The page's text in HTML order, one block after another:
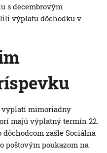
s decembrovým
výplatu dôchodku v
vyplatí mimoriadny
majú výplatný termín 22.
zašle Sociálna
poštovým poukazom na